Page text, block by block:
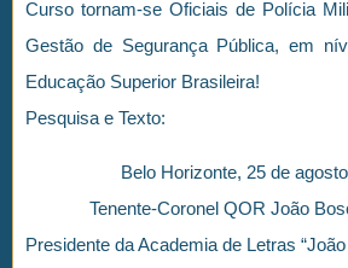
Curso tornam-se Oficiais de Polícia
Gestão de Segurança Pública, em
Educação Superior Brasileira!
Pesquisa e Texto:
Belo Horizonte, 25 de
Tenente-Coronel QOR João
Presidente da Academia de Letras